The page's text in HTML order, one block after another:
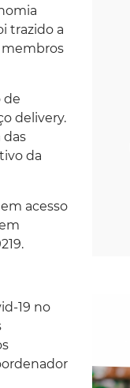
trazido a
membros
de
delivery.
das
da
acesso
19 no